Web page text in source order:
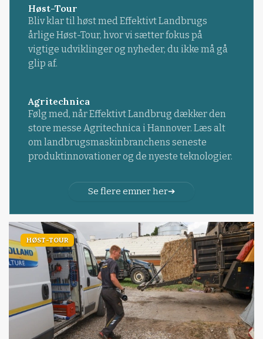
Høst-Tour
Bliv klar til høst med Effektivt Landbrugs
årlige Høst-Tour, hvor vi sætter fokus på
vigtige udviklinger og nyheder, du ikke må gå
glip af.
Agritechnica
Følg med, når Effektivt Landbrug dækker den
store messe Agritechnica i Hannover. Læs alt
om landbrugsmaskinbranchens seneste
produktinnovationer og de nyeste teknologier.
Se flere emner her
HØST-TOUR